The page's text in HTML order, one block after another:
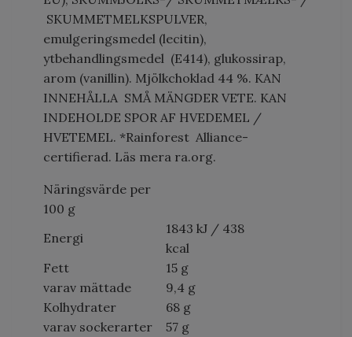
SKUMMETMELKSPULVER,
emulgeringsmedel (lecitin),
ytbehandlingsmedel (E414), glukossirap,
arom (vanillin). Mjölkchoklad 44 %. KAN
INNEHÅLLA SMÅ MÄNGDER VETE. KAN
INDEHOLDE SPOR AF HVEDEMEL /
HVETEMEL. *Rainforest Alliance-
certifierad. Läs mera ra.org.
Näringsvärde per
100 g
Energi
1843 kJ / 438
kcal
Fett
15 g
varav mättade
9,4 g
Kolhydrater
68 g
varav sockerarter
57 g